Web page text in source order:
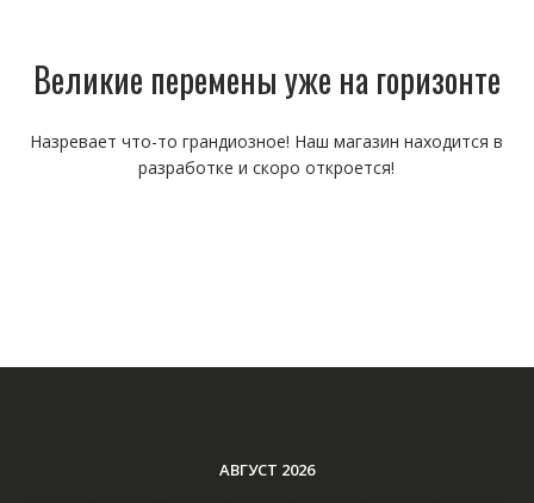
Великие перемены уже на горизонте
Назревает что-то грандиозное! Наш магазин находится в
разработке и скоро откроется!
АВГУСТ 2026